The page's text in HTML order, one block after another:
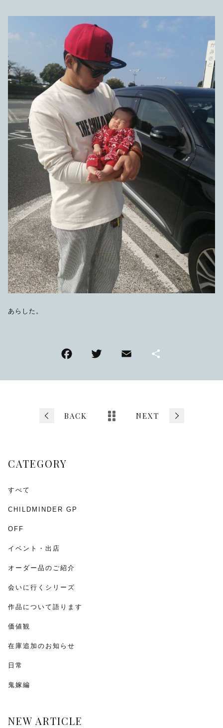
あらした。
c
b
tt
ai
BACK NEXT
CATEGORY
すべて
CHILDMINDER GP
OFF
イベント・出店
オーダー品のご紹介
会いに行くシリーズ
作品について語ります
価値観
在庫追加のお知らせ
日常
鬼嫁編
NEW ARTICLE